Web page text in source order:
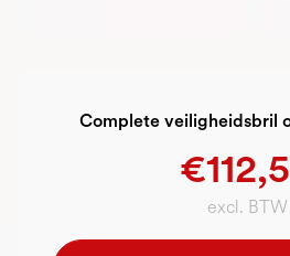
Complete veiligheidsbril
excl. BTW